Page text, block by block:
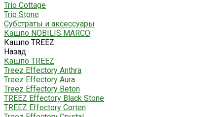
Trio Cottage
Trio Stone
Субстраты и аксессуары
Кашпо NOBILIS MARCO
Кашпо TREEZ
Назад
Кашпо TREEZ
Treez Effectory Anthra
Treez Effectory Aura
Treez Effectory Beton
TREEZ Effectory Black Stone
TREEZ Effectory Corten